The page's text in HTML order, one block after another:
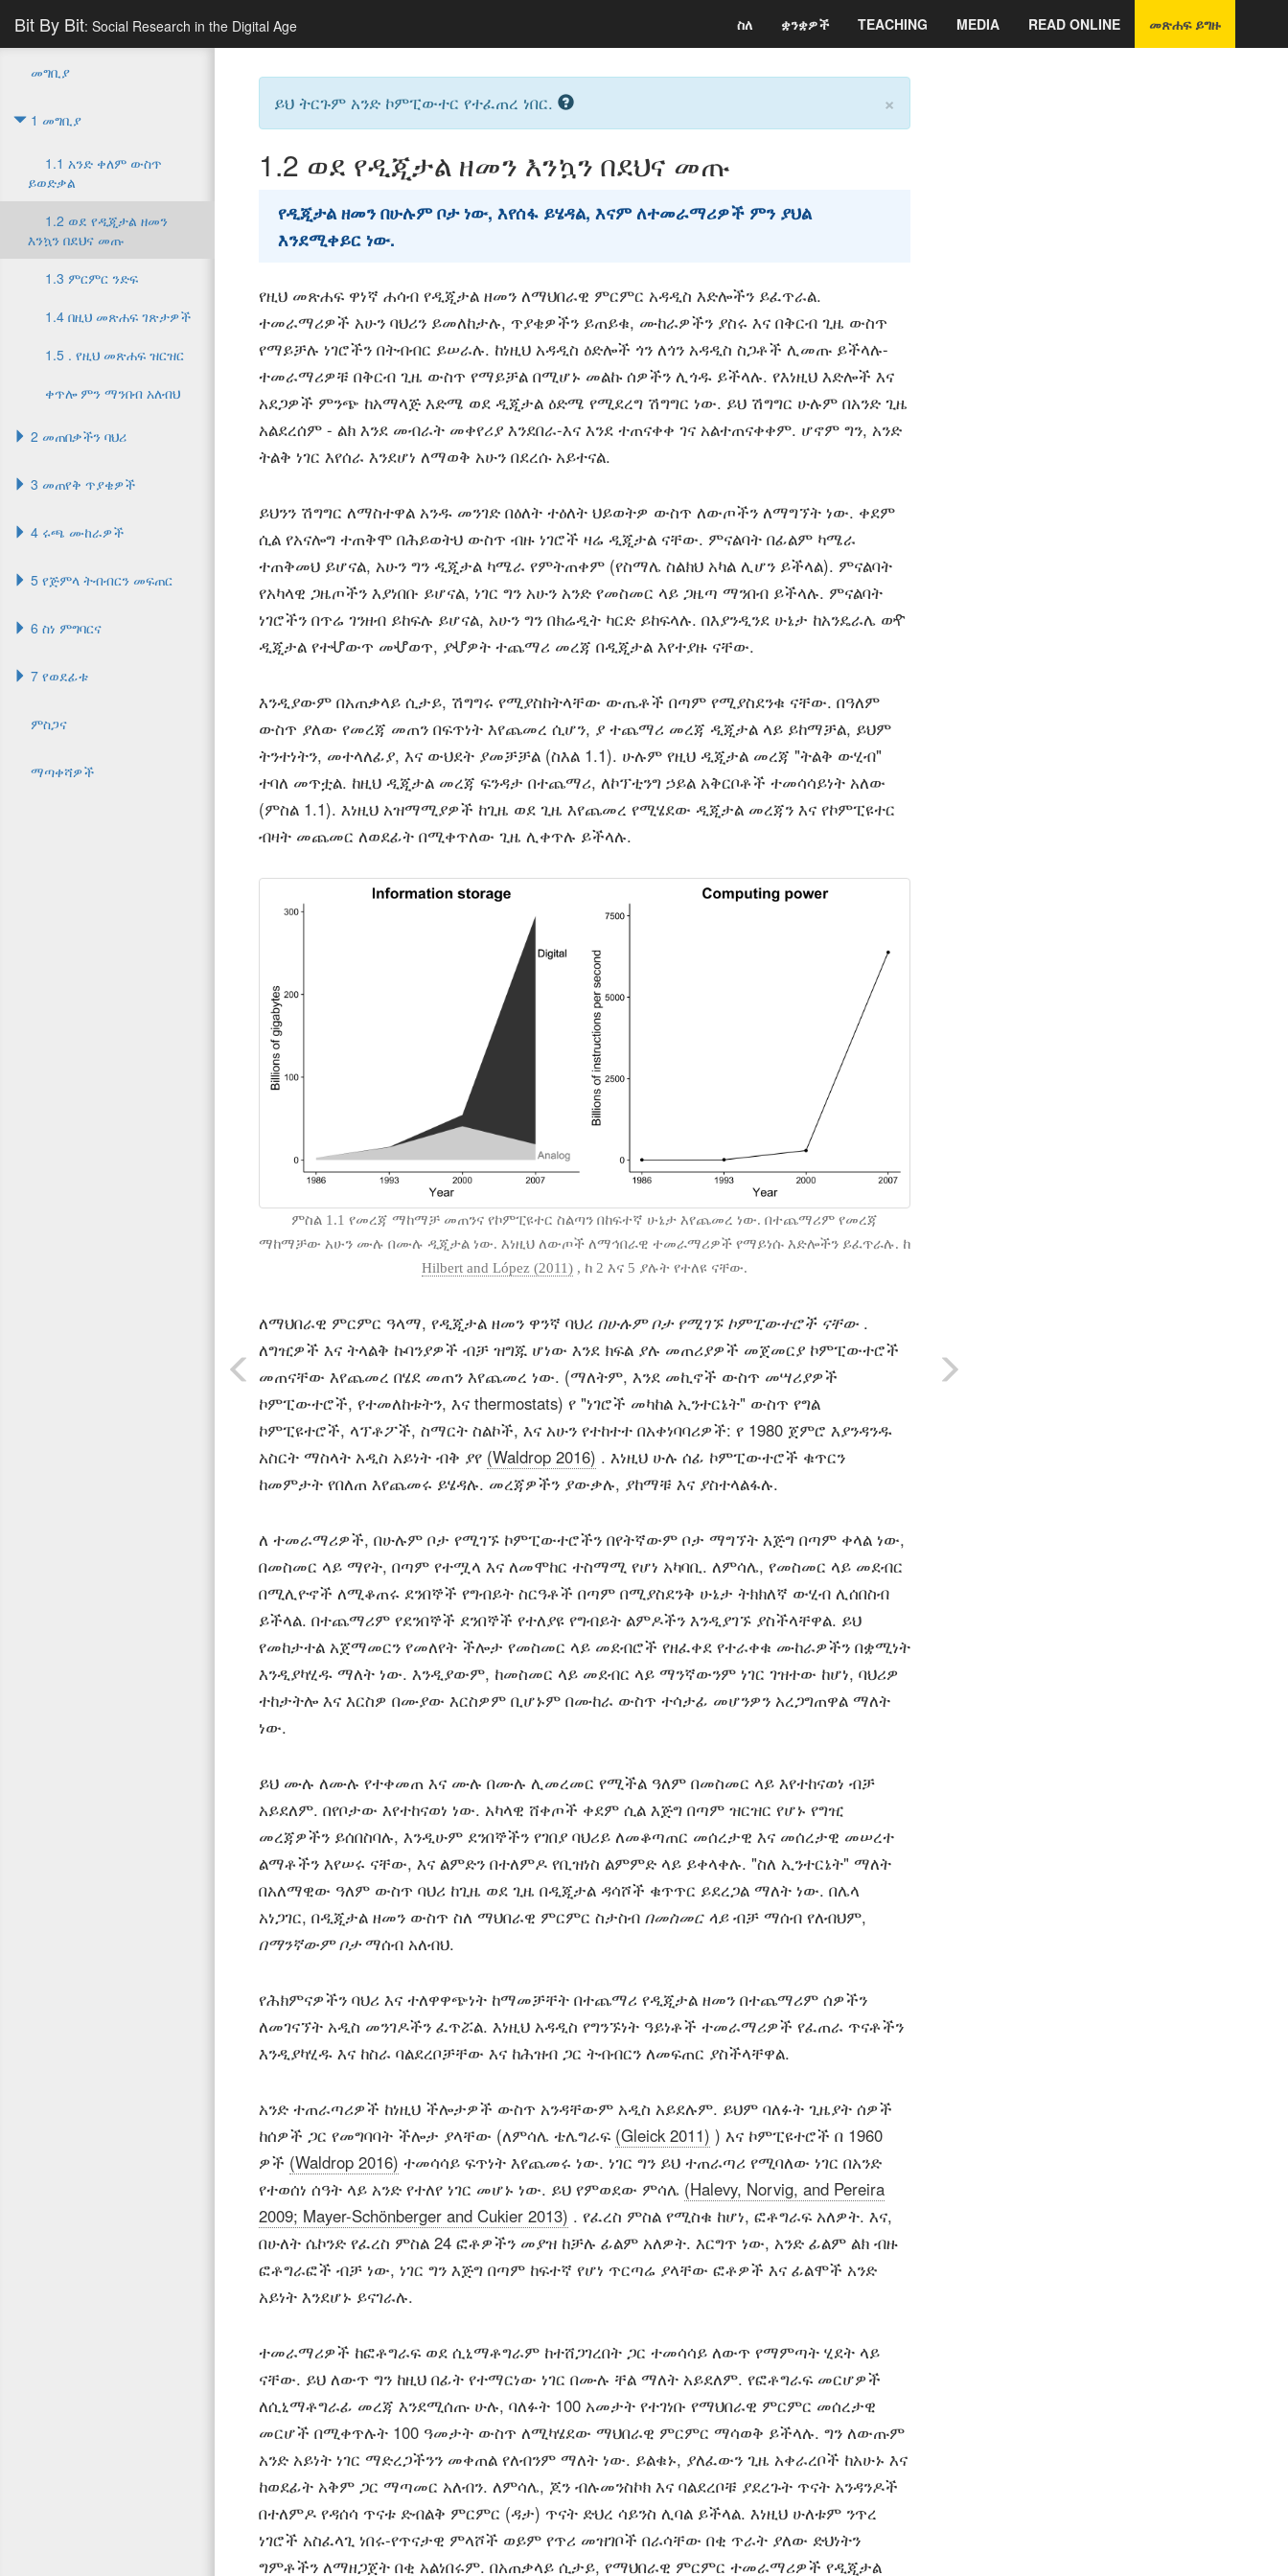
Bit By Bit: Social Research in the Digital Age ስለ ቋንቋዎች TEACHING MEDIA READ ONLINE መጽሐፍ ይግዙ
መግቢያ
1 መግቢያ
1.1 አንድ ቀለም ውስጥ
ይወድቃል
1.2 ወደ የዲጂታል ዘመን
እንኳን በደህና መጡ
1.3 ምርምር ንድፍ
1.4 በዚህ መጽሐፍ ገጽታዎች
1.5 . የዚህ መጽሐፍ ዝርዝር
ቀጥሎ ምን ማንበብ አለብህ
2 መጠበቃችን ባህሪ
3 መጠየቅ ጥያቄዎች
4 ሩጫ ሙከራዎች
5 የጅምላ ትብብርን መፍጠር
6 ስነ ምግባርና
7 የወደፊቱ
ምስጋና
ማጣቀሻዎች
ይህ ትርጉም አንድ ኮምፒውተር የተፈጠረ ነበር. ×
1.2 ወደ የዲጂታል ዘመን እንኳን በደህና መጡ
የዲጂታል ዘመን በሁሉም ቦታ ነው, እየሰፋ ይሄዳል, እናም ለተመራማሪዎች ምን ያህል
እንደሚቀይር ነው.
የዚህ መጽሐፍ ዋነኛ ሐሳብ የዲጂታል ዘመን ለማህበራዊ ምርምር አዳዲስ እድሎችን ይፈጥራል.
ተመራማሪዎች አሁን ባህሪን ይመለከታሉ, ጥያቄዎችን ይጠይቁ, ሙከራዎችን ያስሩ እና በቅርብ ጊዜ ውስጥ
የማይቻሉ ነገሮችን በትብብር ይሠራሉ. ከነዚህ አዳዲስ ዕድሎች ጎን ለጎን አዳዲስ ስጋቶች ሊመጡ ይችላሉ-
ተመራማሪዎቹ በቅርብ ጊዜ ውስጥ የማይቻል በሚሆኑ መልኩ ሰዎችን ሊጎዱ ይችላሉ. የእነዚህ እድሎች እና
አደጋዎች ምንጭ ከአማላጅ እድሜ ወደ ዲጂታል ዕድሜ የሚደረግ ሽግግር ነው. ይህ ሽግግር ሁሉም በአንድ ጊዜ
አልደረሰም - ልክ እንደ መብራት መቀየሪያ እንደበራ-እና እንደ ተጠናቀቀ ገና አልተጠናቀቀም. ሆኖም ግን, አንድ
ትልቅ ነገር እየሰራ እንደሆነ ለማወቅ አሁን በደረሱ አይተናል.
ይህንን ሽግግር ለማስተዋል አንዱ መንገድ በዕለት ተዕለት ህይወትዎ ውስጥ ለውጦችን ለማግኘት ነው. ቀደም
ሲል የአናሎግ ተጠቅሞ በሕይወትህ ውስጥ ብዙ ነገሮች ዛሬ ዲጂታል ናቸው. ምናልባት በፊልም ካሜራ
ተጠቅመህ ይሆናል, አሁን ግን ዲጂታል ካሜራ የምትጠቀም (የስማሌ ስልክህ አካል ሊሆን ይችላል). ምናልባት
የአካላዊ ጋዜጦችን እያነበቡ ይሆናል, ነገር ግን አሁን አንድ የመስመር ላይ ጋዜጣ ማንበብ ይችላሉ. ምናልባት
ነገሮችን በጥሬ ገንዘብ ይከፍሉ ይሆናል, አሁን ግን በክሬዲት ካርድ ይከፍላሉ. በእያንዲንደ ሁኔታ ከአንዴራሌ ወዯ
ዲጂታል የተሇውጥ መሇወጥ, ያሇዎት ተጨማሪ መረጃ በዲጂታል እየተያዙ ናቸው.
እንዲያውም በአጠቃላይ ሲታይ, ሽግግሩ የሚያስከትላቸው ውጤቶች በጣም የሚያስደንቁ ናቸው. በዓለም
ውስጥ ያለው የመረጃ መጠን በፍጥነት እየጨመረ ሲሆን, ያ ተጨማሪ መረጃ ዲጂታል ላይ ይከማቻል, ይህም
ትንተነትን, መተላለፊያ, እና ውህደት ያመቻቻል (ስእል 1.1). ሁሉም የዚህ ዲጂታል መረጃ "ትልቅ ውሂብ"
ተባለ መጥቷል. ከዚህ ዲጂታል መረጃ ፍንዳታ በተጨማሪ, ለኮፕቲንግ ኃይል አቅርቦቶች ተመሳሳይነት አለው
(ምስል 1.1). እነዚህ አዝማሚያዎች ከጊዜ ወደ ጊዜ እየጨመረ የሚሄደው ዲጂታል መረጃን እና የኮምፒዩተር
ብዛት መጨመር ለወደፊት በሚቀጥለው ጊዜ ሊቀጥሉ ይችላሉ.
ምስል 1.1 የመረጃ ማከማቻ መጠንና የኮምፒዩተር ስልጣን በከፍተኛ ሁኔታ እየጨመረ ነው. በተጨማሪም የመረጃ
ማከማቻው አሁን ሙሉ በሙሉ ዲጂታል ነው. እነዚህ ለውጦች ለማኅበራዊ ተመራማሪዎች የማይነሱ እድሎችን ይፈጥራሉ. ከ
Hilbert and López (2011) , ከ 2 እና 5 ያሉት የተለዩ ናቸው.
ለማህበራዊ ምርምር ዓላማ, የዲጂታል ዘመን ዋንኛ ባህሪ በሁሉም ቦታ የሚገኙ ኮምፒውተሮች ናቸው .
ለግዢዎች እና ትላልቅ ኩባንያዎች ብቻ ዝግጁ ሆነው እንደ ክፍል ያሉ መጠሪያዎች መጀመርያ ኮምፒውተሮች
መጠናቸው እየጨመረ በሄደ መጠን እየጨመረ ነው. (ማለትም, እንደ መኪኖች ውስጥ መሣሪያዎች
ኮምፒውተሮች, የተመለከቱትን, እና thermostats) የ "ነገሮች መካከል ኢንተርኔት" ውስጥ የግል
ኮምፒዩተሮች, ላፕቶፖች, ስማርት ስልኮች, እና አሁን የተከተተ በአቀነባባሪዎች: የ 1980 ጀምሮ እያንዳንዱ
አስርት ማስላት አዲስ አይነት ብቅ ያየ (Waldrop 2016) . እነዚህ ሁሉ ሰፊ ኮምፒውተሮች ቁጥርን
ከመምታት የበለጠ እየጨመሩ ይሄዳሉ. መረጃዎችን ያውቃሉ, ያከማቹ እና ያስተላልፋሉ.
ለ ተመራማሪዎች, በሁሉም ቦታ የሚገኙ ኮምፒውተሮችን በየትኛውም ቦታ ማግኘት እጅግ በጣም ቀላል ነው,
በመስመር ላይ ማየት, በጣም የተሟላ እና ለመሞከር ተስማሚ የሆነ አካባቢ. ለምሳሌ, የመስመር ላይ መደብር
በሚሊዮኖች ለሚቆጠሩ ደንበኞች የግብይት ስርዓቶች በጣም በሚያስደንቅ ሁኔታ ትክክለኛ ውሂብ ሊሰበስብ
ይችላል. በተጨማሪም የደንበኞች ደንበኞች የተለያዩ የግብይት ልምዶችን እንዲያገኙ ያስችላቸዋል. ይህ
የመከታተል አጀማመርን የመለየት ችሎታ የመስመር ላይ መደብሮች የዘፈቀደ የተራቀቁ ሙከራዎችን በቋሚነት
እንዲያካሂዱ ማለት ነው. እንዲያውም, ከመስመር ላይ መደብር ላይ ማንኛውንም ነገር ገዝተው ከሆነ, ባህሪዎ
ተከታትሎ እና እርስዎ በሙያው እርስዎም ቢሆኑም በሙከራ ውስጥ ተሳታፊ መሆንዎን አረጋግጠዋል ማለት
ነው.
ይህ ሙሉ ለሙሉ የተቀመጠ እና ሙሉ በሙሉ ሊመረመር የሚችል ዓለም በመስመር ላይ እየተከናወነ ብቻ
አይደለም. በየቦታው እየተከናወነ ነው. አካላዊ ሸቀጦች ቀደም ሲል እጅግ በጣም ዝርዝር የሆኑ የግዢ
መረጃዎችን ይሰበስባሉ, እንዲሁም ደንበኞችን የገበያ ባህሪይ ለመቆጣጠር መሰረታዊ እና መሰረታዊ መሠረተ
ልማቶችን እየሠሩ ናቸው, እና ልምድን በተለምዶ የቢዝነስ ልምምድ ላይ ይቀላቀሉ. "ስለ ኢንተርኔት" ማለት
በአለማዊው ዓለም ውስጥ ባህሪ ከጊዜ ወደ ጊዜ በዲጂታል ዳሳሾች ቁጥጥር ይደረጋል ማለት ነው. በሌላ
አነጋገር, በዲጂታል ዘመን ውስጥ ስለ ማህበራዊ ምርምር ስታስብ በመስመር ላይብቻ ማሰብ የለብህም,
በማንኛውም ቦታማሰብ አለብህ.
የሕክምናዎችን ባህሪ እና ተለዋዋጭነት ከማመቻቸት በተጨማሪ የዲጂታል ዘመን በተጨማሪም ሰዎችን
ለመገናኘት አዲስ መንገዶችን ፈጥሯል. እነዚህ አዳዲስ የግንኙነት ዓይነቶች ተመራማሪዎች የፈጠራ ጥናቶችን
እንዲያካሂዱ እና ከስራ ባልደረቦቻቸው እና ከሕዝብ ጋር ትብብርን ለመፍጠር ያስችላቸዋል.
አንድ ተጠራጣሪዎች ከነዚህ ችሎታዎች ውስጥ አንዳቸውም አዲስ አይደሉም. ይህም ባለፉት ጊዜያት ሰዎች
ከሰዎች ጋር የመግባባት ችሎታ ያላቸው (ለምሳሌ ቴሌግራፍ (Gleick 2011) ) እና ኮምፒዩተሮች በ 1960
ዎች (Waldrop 2016) ተመሳሳይ ፍጥነት እየጨመሩ ነው. ነገር ግን ይህ ተጠራጣሪ የሚባለው ነገር በአንድ
የተወሰነ ሰዓት ላይ አንድ የተለየ ነገር መሆኑ ነው. ይህ የምወደው ምሳሌ (Halevy, Norvig, and Pereira
2009; Mayer-Schönberger and Cukier 2013) . የፈረስ ምስል የሚስቁ ከሆነ, ፎቶግራፍ አለዎት. እና,
በሁለት ሴኮንድ የፈረስ ምስል 24 ፎቶዎችን መያዝ ከቻሉ ፊልም አለዎት. እርግጥ ነው, አንድ ፊልም ልክ ብዙ
ፎቶግራፎች ብቻ ነው, ነገር ግን እጅግ በጣም ከፍተኛ የሆነ ጥርጣሬ ያላቸው ፎቶዎች እና ፊልሞች አንድ
አይነት እንደሆኑ ይናገራሉ.
ተመራማሪዎች ከፎቶግራፍ ወደ ሲኒማቶግራም ከተሸጋገረበት ጋር ተመሳሳይ ለውጥ የማምጣት ሂደት ላይ
ናቸው. ይህ ለውጥ ግን ከዚህ በፊት የተማርነው ነገር በሙሉ ቸል ማለት አይደለም. የፎቶግራፍ መርሆዎች
ለሲኒማቶግራፊ መረጃ እንደሚሰጡ ሁሉ, ባለፉት 100 አመታት የተገነቡ የማህበራዊ ምርምር መሰረታዊ
መርሆች በሚቀጥሉት 100 ዓመታት ውስጥ ለሚካሄደው ማህበራዊ ምርምር ማሳወቅ ይችላሉ. ግን ለውጡም
አንድ አይነት ነገር ማድረጋችንን መቀጠል የለብንም ማለት ነው. ይልቁኑ, ያለፈውን ጊዜ አቀራረቦች ከአሁኑ እና
ከወደፊት አቅም ጋር ማጣመር አለብን. ለምሳሌ, ጆን ብሉመንስኮክ እና ባልደረቦቹ ያደረጉት ጥናት አንዳንዶች
በተለምዶ የዳሰሳ ጥናቱ ድብልቅ ምርምር (ዳታ) ጥናት ድህረ ሳይንስ ሊባል ይችላል. እነዚህ ሁለቱም ንጥረ
ነገሮች አስፈላጊ ነበሩ-የጥናታዊ ምላሾች ወይም የጥሪ መዝገቦች በራሳቸው በቂ ጥራት ያለው ድህነትን
ግምቶችን ለማዘጋጀት በቂ አልነበሩም. በአጠቃላይ ሲታይ, የማህበራዊ ምርምር ተመራማሪዎች የዲጂታል